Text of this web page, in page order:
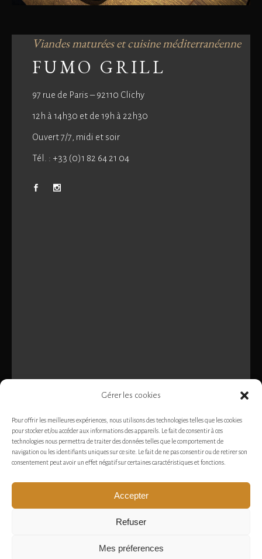
Gérer les cookies
Pour offrir les meilleures expériences, nous utilisons des technologies telles que les cookies
pour stocker et/ou accéder aux informations des appareils. Le fait de consentir à ces
technologies nous permettra de traiter des données telles que le comportement de
navigation ou les identifiants uniques sur ce site. Le fait de ne pas consentir ou de retirer son
consentement peut avoir un effet négatif sur certaines caractéristiques et fonctions.
Accepter
Refuser
Mes préferences
Viandes maturées et cuisine méditerranéenne
FUMO GRILL
97 rue de Paris – 92110 Clichy
12h à 14h30 et de 19h à 22h30
Ouvert 7/7, midi et soir
Tél. : +33 (0)1 82 64 21 04
Recrutement
Politique de confidentialité